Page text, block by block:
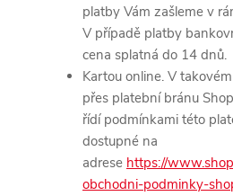
platby Vám zašleme v
V případě platby
cena splatná do 14 dnů.
Kartou online. V
přes platební bránu
řídí podmínkami této
dostupné na
adrese https://
obchodni-podminky-